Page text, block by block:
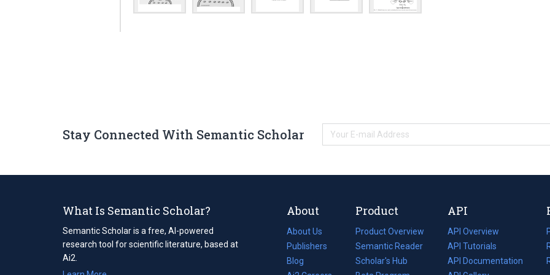
Stay Connected With Semantic Scholar
What Is Semantic Scholar?
Semantic Scholar is a free, AI-powered
research tool for scientific literature, based at
Ai2.
About
About Us
Publishers
Blog
(opens
Product
Product Overview
Semantic Reader
Scholar's Hub
API
API Overview
API Tutorials
API Documentation
(opens